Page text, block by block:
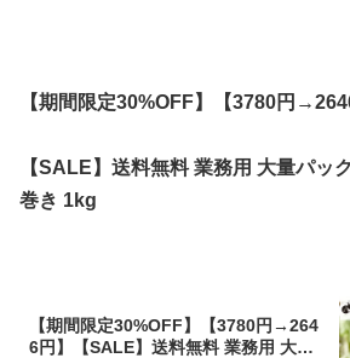
【期間限定30%OFF】【3780円
【SALE】送料無料 業務用 大量パッ
巻き 1kg
【期間限定30%OFF】【3780円→264
6円】【SALE】送料無料 業務用 大量